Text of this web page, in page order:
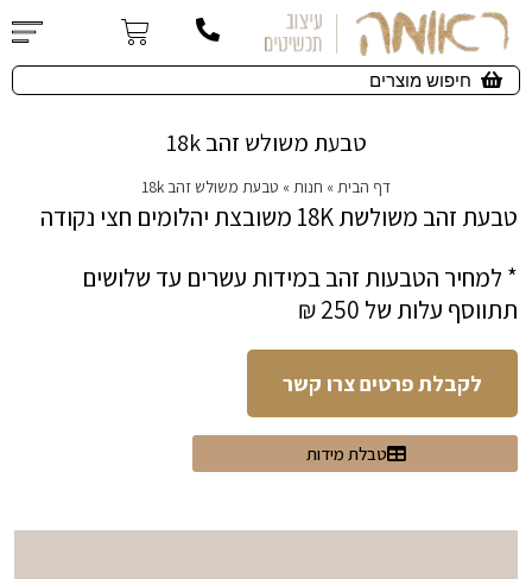
טבעת משולש זהב 18k
דף הבית » חנות » טבעת משולש זהב 18k
טבעת זהב משולשת 18K משובצת יהלומים חצי נקודה
* למחיר הטבעות זהב במידות עשרים עד שלושים
תתווסף עלות של 250 ₪
לקבלת פרטים צרו קשר
טבלת מידות